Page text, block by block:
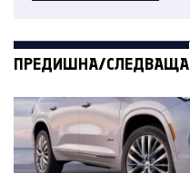
ПРЕДИШНА/СЛЕДВАЩА